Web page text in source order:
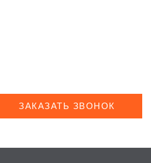
ЗАКАЗАТЬ ЗВОНОК